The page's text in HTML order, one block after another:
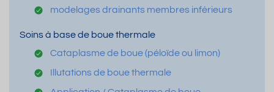
modelages drainants membres inférieurs
Soins à base de boue thermale
Cataplasme de boue (péloïde ou limon)
Illutations de boue thermale